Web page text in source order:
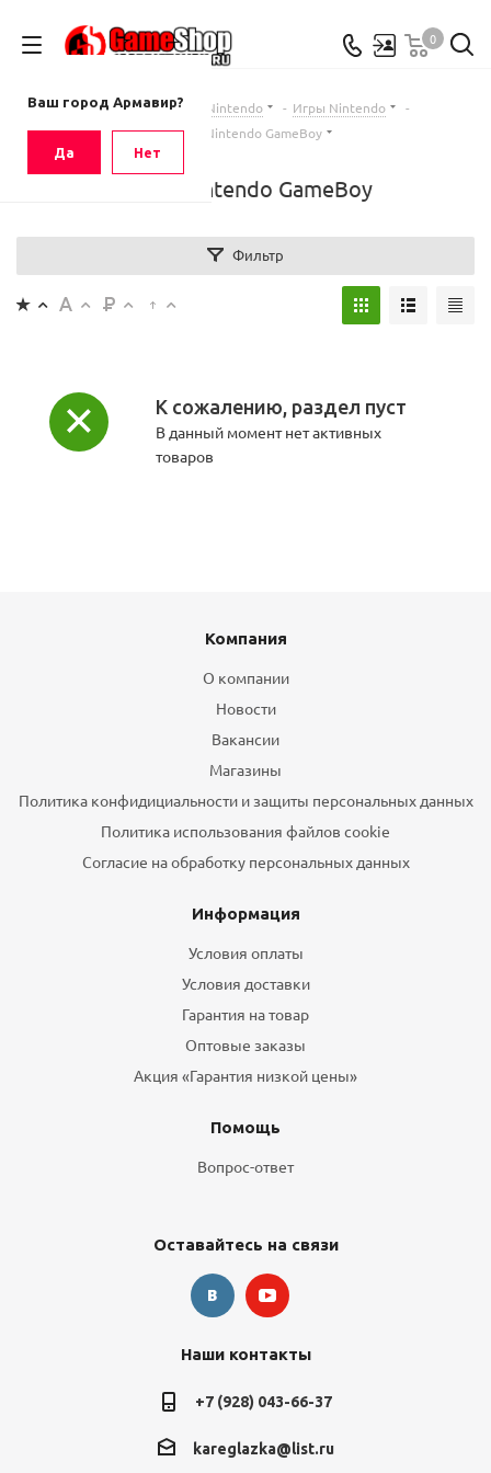
Ваш город Армавир?
Да Нет
0
Главная - Каталог Nintendo - Игры Nintendo
-
Игры Nintendo GameBoy
Игры Nintendo GameBoy
Фильтр
К сожалению, раздел пуст
В данный момент нет активных
товаров
Компания
О компании
Новости
Вакансии
Магазины
Политика конфидициальности и защиты персональных данных
Политика использования файлов cookie
Согласие на обработку персональных данных
Информация
Условия оплаты
Условия доставки
Гарантия на товар
Оптовые заказы
Акция «Гарантия низкой цены»
Помощь
Вопрос-ответ
Оставайтесь на связи
Наши контакты
+7 (928) 043-66-37
kareglazka@list.ru